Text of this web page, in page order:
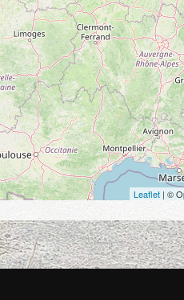
Leaflet | ©